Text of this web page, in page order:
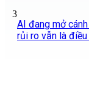
3
AI đang mở
rủi ro vẫn là